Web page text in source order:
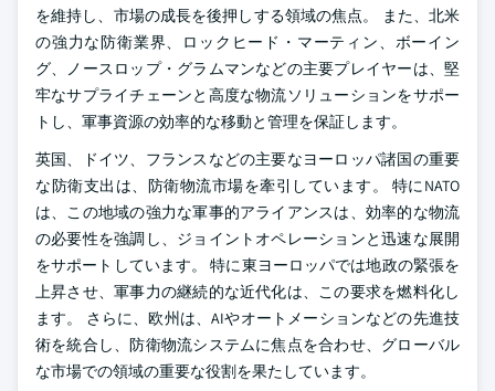
を維持し、市場の成長を後押しする領域の焦点。 また、北米
の強力な防衛業界、ロックヒード・マーティン、ボーイン
グ、ノースロップ・グラムマンなどの主要プレイヤーは、堅
牢なサプライチェーンと高度な物流ソリューションをサポー
トし、軍事資源の効率的な移動と管理を保証します。
英国、ドイツ、フランスなどの主要なヨーロッパ諸国の重要
な防衛支出は、防衛物流市場を牽引しています。 特にNATO
は、この地域の強力な軍事的アライアンスは、効率的な物流
の必要性を強調し、ジョイントオペレーションと迅速な展開
をサポートしています。 特に東ヨーロッパでは地政の緊張を
上昇させ、軍事力の継続的な近代化は、この要求を燃料化し
ます。 さらに、欧州は、AIやオートメーションなどの先進技
術を統合し、防衛物流システムに焦点を合わせ、グローバル
な市場での領域の重要な役割を果たしています。